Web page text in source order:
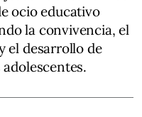
ocio educativo
la convivencia, el
el desarrollo de